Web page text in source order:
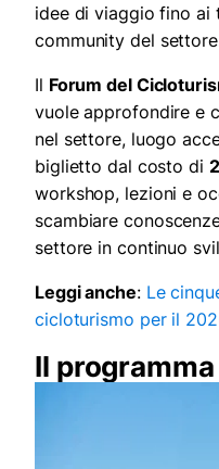
idee di viaggio fino ai
community del
Il Forum del
vuole approfondire e
nel settore, luogo
biglietto dal costo di
workshop, lezioni e
scambiare
settore in continuo
Leggi anche: Le
cicloturismo per il
Il